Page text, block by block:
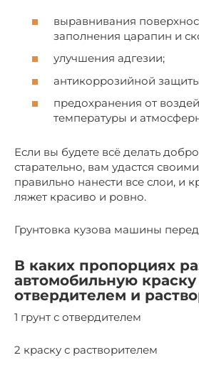
выравнивания
заполнения царапин и
улучшения адгезии;
антикоррозийной
предохранения от
температуры и
Если вы будете всё делать
старательно, вам удастся
правильно нанести все слои, и
ляжет красиво и ровно.
Грунтовка кузова машины
В каких пропорциях
автомобильную краску
отвердителем и
1 грунт с отвердителем
2 краску с растворителем